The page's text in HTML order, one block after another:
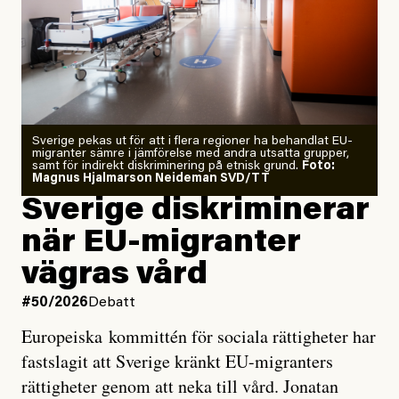
Årets El Niño kan bli den
starkaste som uppmätts
Zeke Hausfather är chockad igen efter att ha
analyserat hur de olika klimatmodellerna bedömer
läget för hur den begynnande El Niño-händelsen ska
utveckla sig. El Niño är ett återkommande
väderfenomen som uppstår när havsvattnet i delar av
Stilla havet blir ovanligt varmt. Det påverkar vädret
över stora delar av världen och under
forskare allt oftare varnat för att den här El Niñon
Det verkar vara en underdrift, menar nu Zeke
Hausfather.
Sverige pekas ut för att i flera regioner ha behandlat EU-
migranter sämre i jämförelse med andra utsatta grupper,
samt för indirekt diskriminering på etnisk grund. Foto:
Magnus Hjalmarson Neideman SVD/TT
Sverige diskriminerar
när EU-migranter
vägras vård
#50/2026 Debatt
Europeiska kommittén för sociala rättigheter har
fastslagit att Sverige kränkt EU-migranters
rättigheter genom att neka till vård. Jonatan